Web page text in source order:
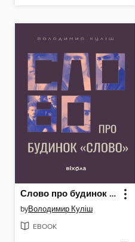
Слово про будинок «Слово»
byВолодимир Куліш
EBOOK